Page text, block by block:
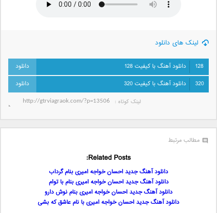
لینک های دانلود
128
دانلود آهنگ با کیفیت 128
320
دانلود آهنگ با کیفیت 320
لینک کوتاه‌ :
مطالب مرتبط
Related Posts:
دانلود آهنگ جدید احسان خواجه امیری بنام گرداب
دانلود آهنگ جدید احسان خواجه امیری بنام با توام
دانلود آهنگ جدید احسان خواجه امیری بنام نوش دارو
دانلود آهنگ جدید احسان خواجه امیری با نام عاشق که بشی